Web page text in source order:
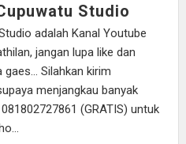
Studio
adalah Kanal Youtube
jangan lupa like dan
gaes... Silahkan kirim
menjangkau banyak
(GRATIS) untuk